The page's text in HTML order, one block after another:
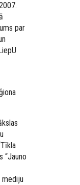
par
“Jauno
mediju